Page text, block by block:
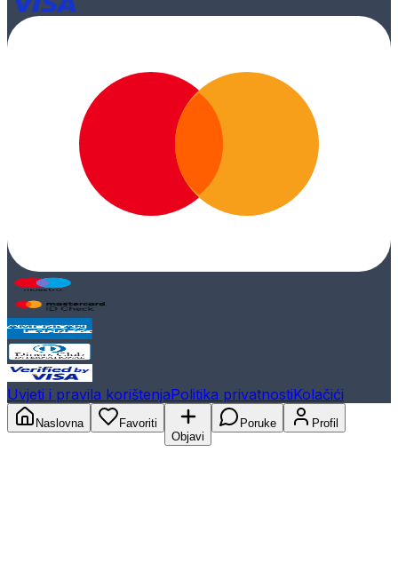
Uvjeti i pravila korištenjaPolitika privatnostiKolačići
Naslovna
Favoriti
Objavi
Poruke Profil